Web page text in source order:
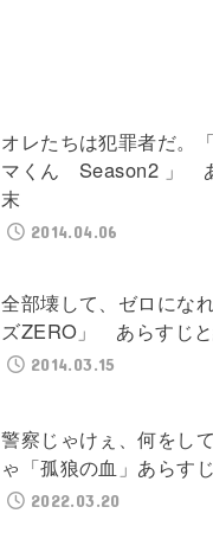
オレたちは犯罪者だ。
マくん Season2 」
末
2014.04.06
全部壊して、ゼロにな
ズZERO」 あらすじ
2014.03.15
警察じゃけぇ、何をし
ゃ「孤狼の血」あらす
2022.03.20